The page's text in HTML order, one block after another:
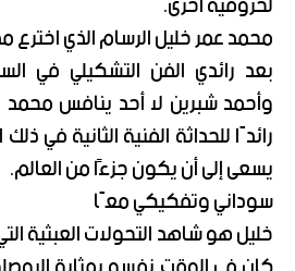
محمد عمر خليل الرسام الذي اخترع
بعد رائدي الفن التشكيلي في
وأحمد شبرين لا أحد ينافس
رائدًا للحداثة الفنية الثانية في
يسعى إلى أن يكون جزءًا من العالم.
سوداني وتفكيكي معًا
خليل هو شاهد التحولات العبثية